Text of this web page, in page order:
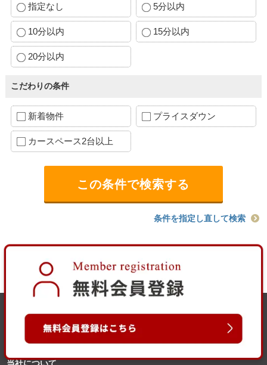
指定なし 5分以内
10分以内 15分以内
20分以内
こだわりの条件
新着物件 プライスダウン
カースペース2台以上
条件を指定し直して検索